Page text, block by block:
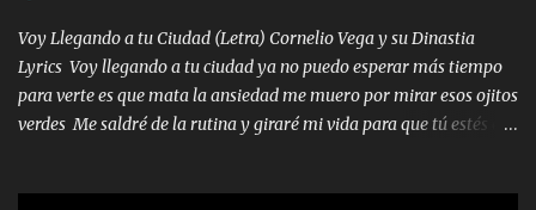
tenerte aquí espero que quiera...
Voy Llegando a tu Ciudad (Letra) Cornelio Vega y su Dinastia
Lyrics Voy llegando a tu ciudad ya no puedo esperar más tiempo
para verte es que mata la ansiedad me muero por mirar esos ojitos
verdes Me saldré de la rutina y giraré mi vida para que tú estés en